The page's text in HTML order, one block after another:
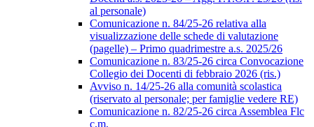
al personale)
Comunicazione n. 84/25-26 relativa alla
visualizzazione delle schede di valutazione
(pagelle) – Primo quadrimestre a.s. 2025/26
Comunicazione n. 83/25-26 circa Convocazione
Collegio dei Docenti di febbraio 2026 (ris.)
Avviso n. 14/25-26 alla comunità scolastica
(riservato al personale; per famiglie vedere RE)
Comunicazione n. 82/25-26 circa Assemblea Flc
c.m.